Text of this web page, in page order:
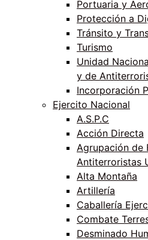
Portuaria y
Protección a
Tránsito y
Turismo
Unidad
y de
Incorporación
Ejercito Nacional
A.S.P.C
Acción Directa
Agrupación de
Antiterroristas
Alta Montaña
Artillería
Caballería
Combate
Desminado